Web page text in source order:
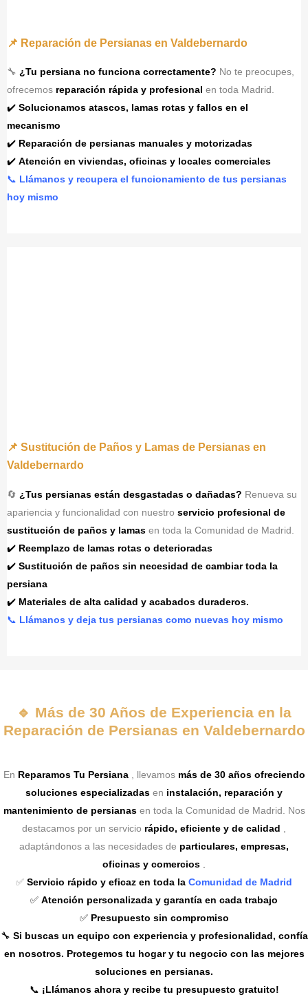
📌 Reparación de Persianas en Valdebernardo
🔧 ¿Tu persiana no funciona correctamente? No te preocupes,
ofrecemos reparación rápida y profesional en toda Madrid.
✔️ Solucionamos atascos, lamas rotas y fallos en el
mecanismo
✔️ Reparación de persianas manuales y motorizadas
✔️ Atención en viviendas, oficinas y locales comerciales
📞 Llámanos y recupera el funcionamiento de tus persianas
hoy mismo
📌 Sustitución de Paños y Lamas de Persianas en
Valdebernardo
🔄 ¿Tus persianas están desgastadas o dañadas? Renueva su
apariencia y funcionalidad con nuestro servicio profesional de
sustitución de paños y lamas en toda la Comunidad de Madrid.
✔️ Reemplazo de lamas rotas o deterioradas
✔️ Sustitución de paños sin necesidad de cambiar toda la
persiana
✔️ Materiales de alta calidad y acabados duraderos.
📞 Llámanos y deja tus persianas como nuevas hoy mismo
🔹 Más de 30 Años de Experiencia en la
Reparación de Persianas en Valdebernardo
En Reparamos Tu Persiana, llevamos más de 30 años ofreciendo
soluciones especializadas en instalación, reparación y
mantenimiento de persianasen toda la Comunidad de Madrid. Nos
destacamos por un servicio rápido, eficiente y de calidad
adaptándonos a las necesidades de particulares, empresas,
oficinas y comercios
✅ Servicio rápido y eficaz en toda la Comunidad de Madrid
✅ Atención personalizada y garantía en cada trabajo
✅ Presupuesto sin compromiso
🔧 Si buscas un equipo con experiencia y profesionalidad, confía
en nosotros. Protegemos tu hogar y tu negocio con las mejores
soluciones en persianas.
📞 ¡Llámanos ahora y recibe tu presupuesto gratuito!